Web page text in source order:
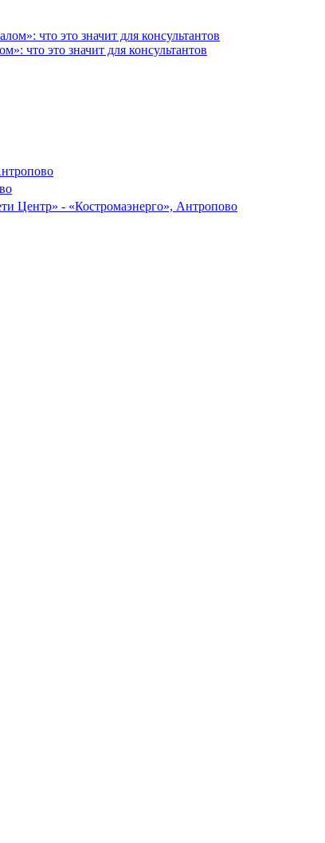
что это значит для консультантов
Центр» - «Костромаэнерго», Антропово